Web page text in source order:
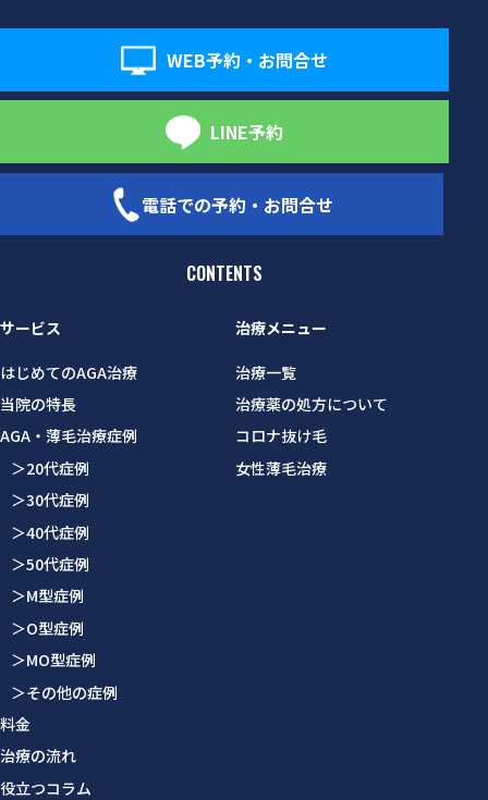
WEB予約・お問合せ
LINE予約
電話での予約・お問合せ
CONTENTS
サービス
はじめてのAGA治療
当院の特長
AGA・薄毛治療症例
＞20代症例
＞30代症例
＞40代症例
＞50代症例
＞M型症例
＞O型症例
＞MO型症例
＞その他の症例
料金
治療の流れ
役立つコラム
治療メニュー
治療一覧
治療薬の処方について
コロナ抜け毛
女性薄毛治療